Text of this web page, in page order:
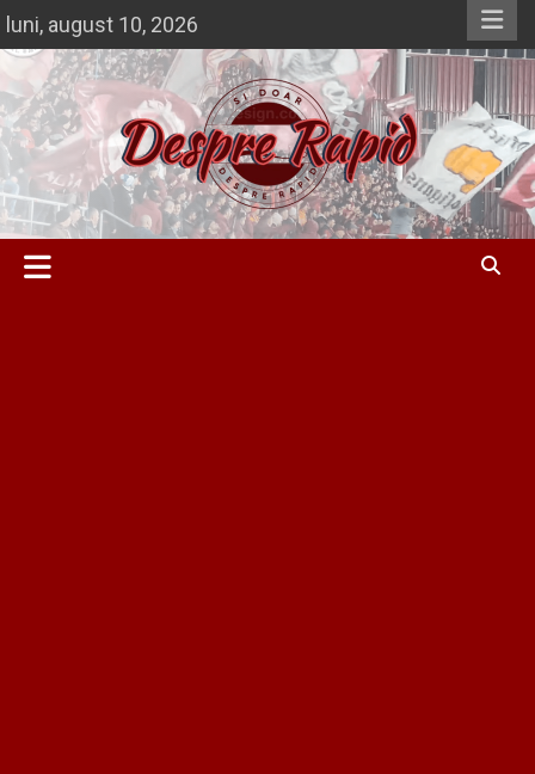
Skip
to
content
luni, august 10, 2026
Despre Rapid
Si doar … despre Rapid